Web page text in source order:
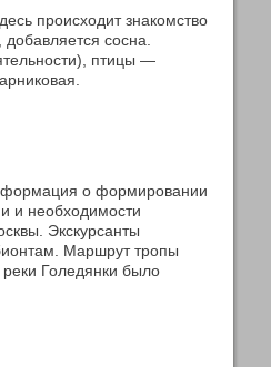
происходит знакомство
сосна.
птицы —
о формировании
и необходимости
Экскурсанты
Маршрут тропы
Голедянки было